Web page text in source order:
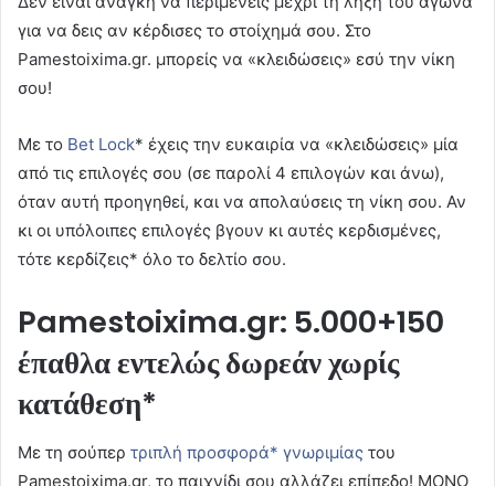
για να δεις αν κέρδισες το στοίχημά σου. Στο
Pamestoixima.gr. μπορείς να «κλειδώσεις» εσύ την νίκη
σου!
Με το Bet Lock* έχεις την ευκαιρία να «κλειδώσεις» μία
από τις επιλογές σου (σε παρολί 4 επιλογών και άνω),
όταν αυτή προηγηθεί, και να απολαύσεις τη νίκη σου. Αν
κι οι υπόλοιπες επιλογές βγουν κι αυτές κερδισμένες,
τότε κερδίζεις* όλο το δελτίο σου.
Pamestoixima.gr: 5.000+150
έπαθλα εντελώς δωρεάν χωρίς
κατάθεση*
Με τη σούπερ τριπλή προσφορά* γνωριμίας του
Pamestoixima.gr, το παιχνίδι σου αλλάζει επίπεδο! ΜΟΝΟ